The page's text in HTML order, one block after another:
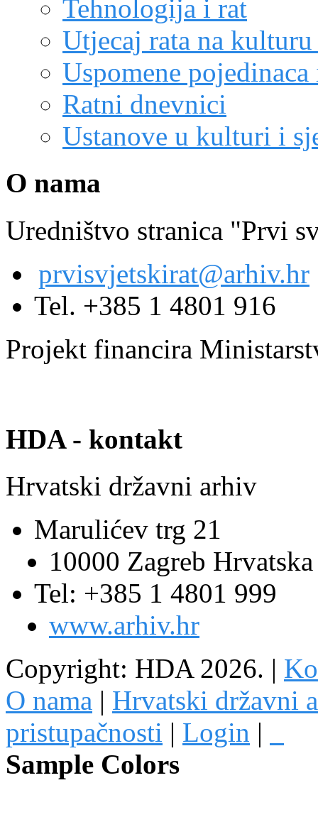
Tehnologija i rat
Utjecaj rata na
Uspomene
Ratni dnevnici
Ustanove u kulturi i
O nama
Uredništvo stranica "Prvi
prvisvjetskirat@arhiv.hr
Tel. +385 1 4801 916
Projekt financira
HDA - kontakt
Hrvatski državni arhiv
Marulićev trg 21
10000 Zagreb Hrvatska
Tel: +385 1 4801 999
www.arhiv.hr
Copyright: HDA 2026. |
O nama | Hrvatski državni
pristupačnosti | Login |
Sample Colors